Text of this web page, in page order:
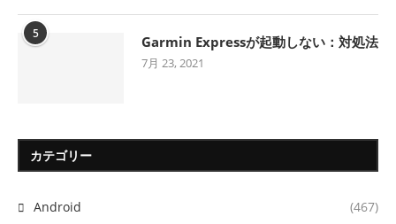
5 Garmin Expressが起動しない：対処法
7月 23, 2021
カテゴリー
Android (467)